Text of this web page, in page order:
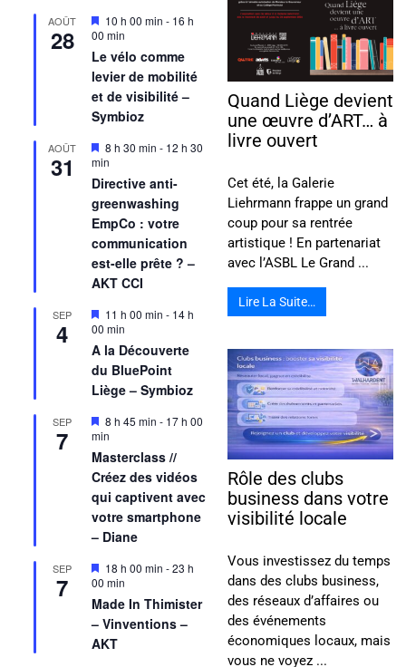
AOÛT
28
Mis
en
avant
10 h 00 min - 16 h
00 min
Le vélo comme
levier de mobilité
et de visibilité –
Symbioz
AOÛT
31
Mis
en
avant
8 h 30 min - 12 h 30
min
Directive anti-
greenwashing
EmpCo : votre
communication
est-elle prête ? –
AKT CCI
SEP
4
Mis
en
avant
11 h 00 min - 14 h
00 min
A la Découverte
du BluePoint
Liège – Symbioz
SEP
7
Mis
en
8 h 45 min - 17 h 00
min
Masterclass //
Créez des vidéos
qui captivent avec
votre smartphone
– Diane
SEP
7
Mis
en
avant
18 h 00 min -23 h
00 min
Made In Thimister
– Vinventions –
AKT
Quand Liège devient
une œuvre d’ART… à
livre ouvert
Cet été, la Galerie
Liehrmann frappe un grand
coup pour sa rentrée
artistique ! En partenariat
avec l’ASBL Le Grand ...
Lire La Suite…
Rôle des clubs
business dans votre
visibilité locale
Vous investissez du temps
dans des clubs business,
des réseaux d’affaires ou
des événements
économiques locaux, mais
vous ne voyez ...